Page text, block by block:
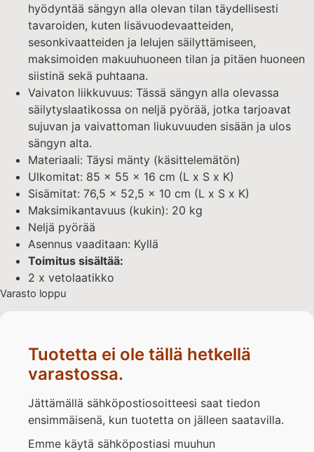
hyödyntää sängyn alla olevan tilan täydellisesti
tavaroiden, kuten lisävuodevaatteiden,
sesonkivaatteiden ja lelujen säilyttämiseen,
maksimoiden makuuhuoneen tilan ja pitäen huoneen
siistinä sekä puhtaana.
Vaivaton liikkuvuus: Tässä sängyn alla olevassa
säilytyslaatikossa on neljä pyörää, jotka tarjoavat
sujuvan ja vaivattoman liukuvuuden sisään ja ulos
sängyn alta.
Materiaali: Täysi mänty (käsittelemätön)
Ulkomitat: 85 x 55 x 16 cm (L x S x K)
Sisämitat: 76,5 x 52,5 x 10 cm (L x S x K)
Maksimikantavuus (kukin): 20 kg
Neljä pyörää
Asennus vaaditaan: Kyllä
Toimitus sisältää:
2 x vetolaatikko
Varasto loppu
Tuotetta ei ole tällä hetkellä
varastossa.
Jättämällä sähköpostiosoitteesi saat tiedon
ensimmäisenä, kun tuotetta on jälleen saatavilla.
Emme käytä sähköpostiasi muuhun